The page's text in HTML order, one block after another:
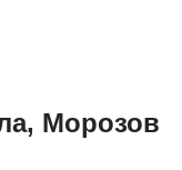
Морозов